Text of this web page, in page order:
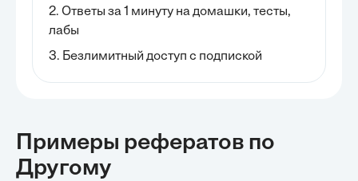
2. Ответы за 1 минуту на домашки, тесты,
лабы
3. Безлимитный доступ с подпиской
Примеры рефератов по
Другому